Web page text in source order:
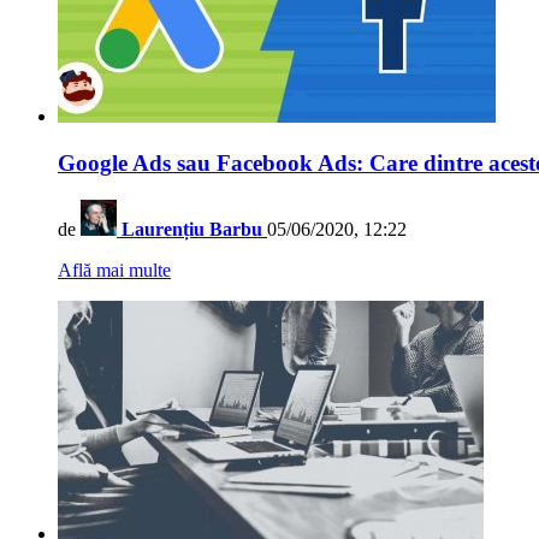
Google Ads sau Facebook Ads: Care dintre
de Laurențiu Barbu 05/06/2020, 12:22
Află mai multe